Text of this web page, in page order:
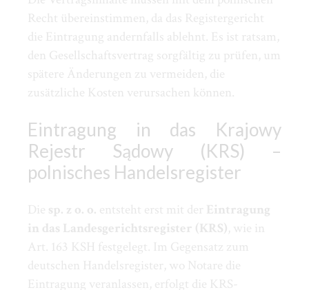
Recht übereinstimmen, da das Registergericht
die Eintragung andernfalls ablehnt. Es ist ratsam,
den Gesellschaftsvertrag sorgfältig zu prüfen, um
spätere Änderungen zu vermeiden, die
zusätzliche Kosten verursachen können.
Eintragung in das Krajowy
Rejestr Sądowy (KRS) –
polnisches Handelsregister
Die sp. z o. o. entsteht erst mit der Eintragung
in das Landesgerichtsregister (KRS), wie in
Art. 163 KSH festgelegt. Im Gegensatz zum
deutschen Handelsregister, wo Notare die
Eintragung veranlassen, erfolgt die KRS-